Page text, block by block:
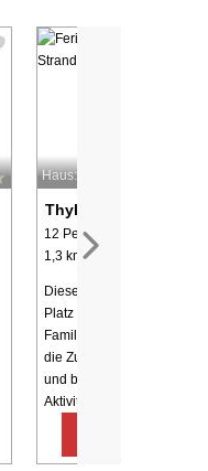
Haus: 60172
Thyholm/Søndbjerg
12 Personen, 330 m²
1,3 km zum Wasser.
Dieses geräumige
Platz für eine größere
Familie. Mit Küchen auf
die Zubereitung von
und bequem. Das Haus
Aktivitätsraum ...